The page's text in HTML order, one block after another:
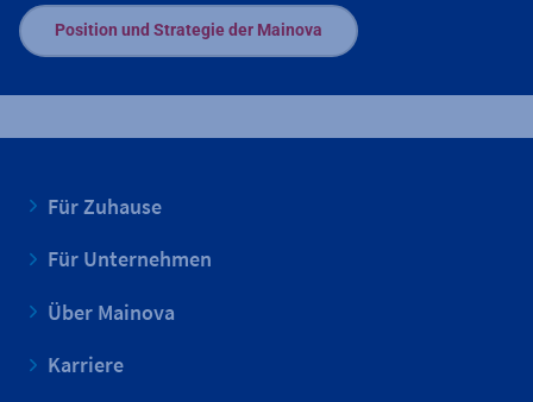
Position und Strategie der Mainova
Für Zuhause
Für Unternehmen
Über Mainova
Karriere